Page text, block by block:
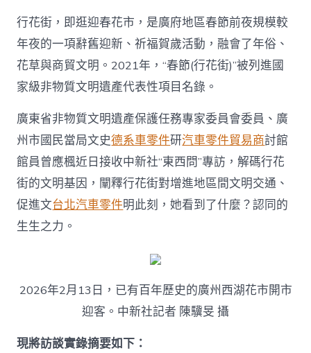
性
OSDER
奧
斯
德
台
北
汽
車
命
力？〉
中
行花街，即逛迎春花市，是廣府地區春節前夜規模較
年夜的一項辭舊迎新、祈福賀歲活動，融會了年俗、
花草與商貿文明。2021年，“春節(行花街)”被列進國
家級非物質文明遺產代表性項目名錄。
廣東省非物質文明遺產保護任務專家委員會委員、廣
州市國民當局文史德系車零件研汽車零件貿易商討館
館員曾應楓近日接收中新社“東西問”專訪，解碼行花
街的文明基因，闡釋行花街對增進地區間文明交通、
促進文台北汽車零件明此刻，她看到了什麼？認同的
生生之力。
2026年2月13日，已有百年歷史的廣州西湖花市開市
迎客。中新社記者 陳驥旻 攝
現將訪談實錄摘要如下：